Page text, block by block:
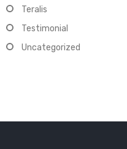
Teralis
Testimonial
Uncategorized